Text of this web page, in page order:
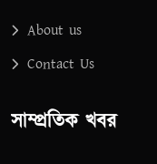
About us
Contact Us
সাম্প্রতিক খবর